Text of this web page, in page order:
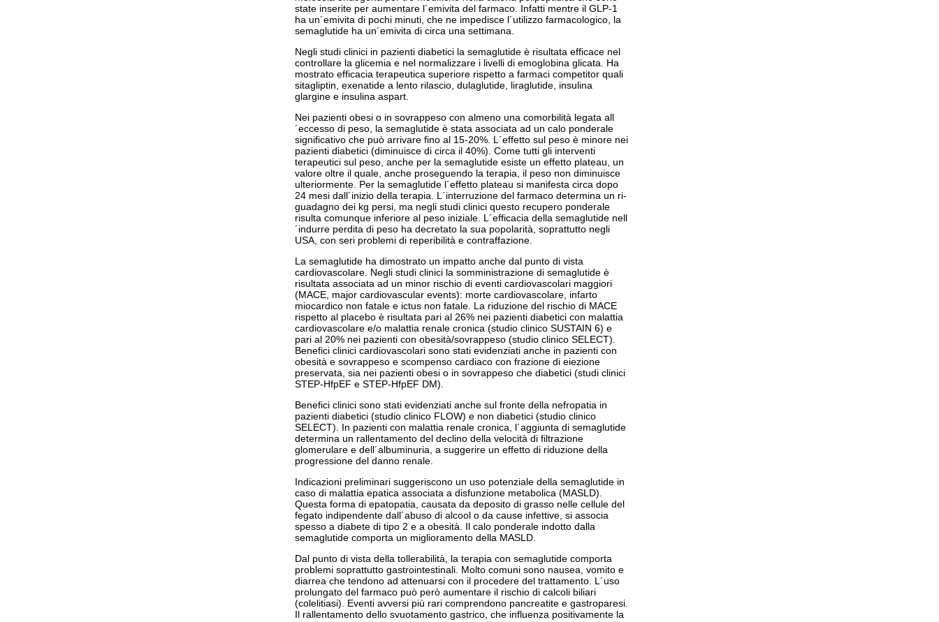
state inserite per aumentare l´emivita del farmaco. Infatti mentre il GLP-1
ha un´emivita di pochi minuti, che ne impedisce l´utilizzo farmacologico, la
semaglutide ha un´emivita di circa una settimana.
Negli studi clinici in pazienti diabetici la semaglutide è risultata efficace nel
controllare la glicemia e nel normalizzare i livelli di emoglobina glicata. Ha
mostrato efficacia terapeutica superiore rispetto a farmaci competitor quali
sitagliptin, exenatide a lento rilascio, dulaglutide, liraglutide, insulina
glargine e insulina aspart.
Nei pazienti obesi o in sovrappeso con almeno una comorbilità legata all
´eccesso di peso, la semaglutide è stata associata ad un calo ponderale
significativo che può arrivare fino al 15-20%. L´effetto sul peso è minore nei
pazienti diabetici (diminuisce di circa il 40%). Come tutti gli interventi
terapeutici sul peso, anche per la semaglutide esiste un effetto plateau, un
valore oltre il quale, anche proseguendo la terapia, il peso non diminuisce
ulteriormente. Per la semaglutide l´effetto plateau si manifesta circa dopo
24 mesi dall´inizio della terapia. L´interruzione del farmaco determina un ri-
guadagno dei kg persi, ma negli studi clinici questo recupero ponderale
risulta comunque inferiore al peso iniziale. L´efficacia della semaglutide nell
´indurre perdita di peso ha decretato la sua popolarità, soprattutto negli
USA, con seri problemi di reperibilità e contraffazione.
La semaglutide ha dimostrato un impatto anche dal punto di vista
cardiovascolare. Negli studi clinici la somministrazione di semaglutide è
risultata associata ad un minor rischio di eventi cardiovascolari maggiori
(MACE, major cardiovascular events): morte cardiovascolare, infarto
miocardico non fatale e ictus non fatale. La riduzione del rischio di MACE
rispetto al placebo è risultata pari al 26% nei pazienti diabetici con malattia
cardiovascolare e/o malattia renale cronica (studio clinico SUSTAIN 6) e
pari al 20% nei pazienti con obesità/sovrappeso (studio clinico SELECT).
Benefici clinici cardiovascolari sono stati evidenziati anche in pazienti con
obesità e sovrappeso e scompenso cardiaco con frazione di eiezione
preservata, sia nei pazienti obesi o in sovrappeso che diabetici (studi clinici
STEP-HfpEF e STEP-HfpEF DM).
Benefici clinici sono stati evidenziati anche sul fronte della nefropatia in
pazienti diabetici (studio clinico FLOW) e non diabetici (studio clinico
SELECT). In pazienti con malattia renale cronica, l´aggiunta di semaglutide
determina un rallentamento del declino della velocità di filtrazione
glomerulare e dell´albuminuria, a suggerire un effetto di riduzione della
progressione del danno renale.
Indicazioni preliminari suggeriscono un uso potenziale della semaglutide in
caso di malattia epatica associata a disfunzione metabolica (MASLD).
Questa forma di epatopatia, causata da deposito di grasso nelle cellule del
fegato indipendente dall´abuso di alcool o da cause infettive, si associa
spesso a diabete di tipo 2 e a obesità. Il calo ponderale indotto dalla
semaglutide comporta un miglioramento della MASLD.
Dal punto di vista della tollerabilità, la terapia con semaglutide comporta
problemi soprattutto gastrointestinali. Molto comuni sono nausea, vomito e
diarrea che tendono ad attenuarsi con il procedere del trattamento. L´uso
prolungato del farmaco può però aumentare il rischio di calcoli biliari
(colelitiasi). Eventi avversi più rari comprendono pancreatite e gastroparesi.
Il rallentamento dello svuotamento gastrico, che influenza positivamente la